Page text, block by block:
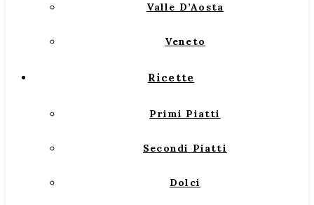
Valle D’Aosta
Veneto
Ricette
Primi Piatti
Secondi Piatti
Dolci